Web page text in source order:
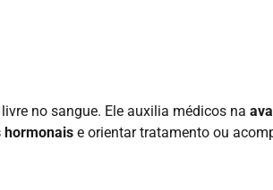
no sangue. Ele auxilia médicos na
hormonais e orientar tratamento ou